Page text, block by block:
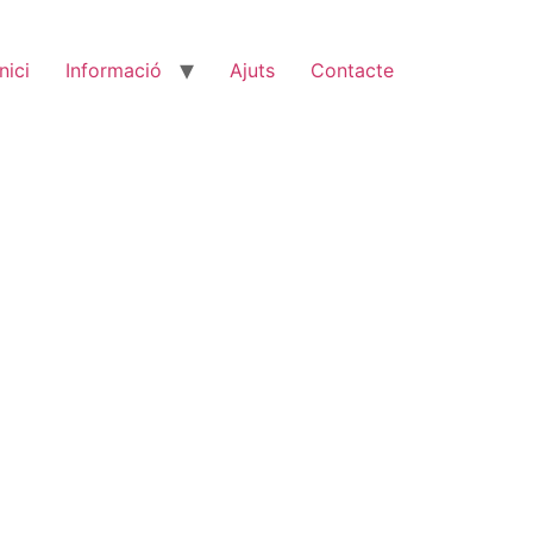
Informació Ajuts Contacte